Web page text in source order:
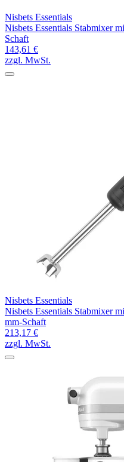
Nisbets Essentials
Nisbets Essentials Stabmixer
Schaft
143,61 €
zzgl. MwSt.
Nisbets Essentials
Nisbets Essentials Stabmixer
mm-Schaft
213,17 €
zzgl. MwSt.